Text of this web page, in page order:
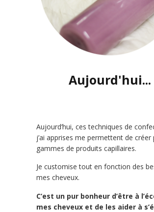
Aujourd'hui...
Aujourd’hui, ces techniques de
j’ai apprises me permettent de créer
gammes de produits capillaires.
Je customise tout en fonction des
mes cheveux.
C’est un pur bonheur d’être à
mes cheveux et de les aider à